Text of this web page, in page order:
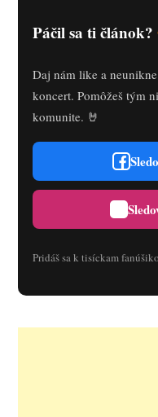
Páčil sa ti článok?
Daj nám like a
koncert. Pomôžeš tým
komunite. 🤘
Pridáš sa k tisíckam